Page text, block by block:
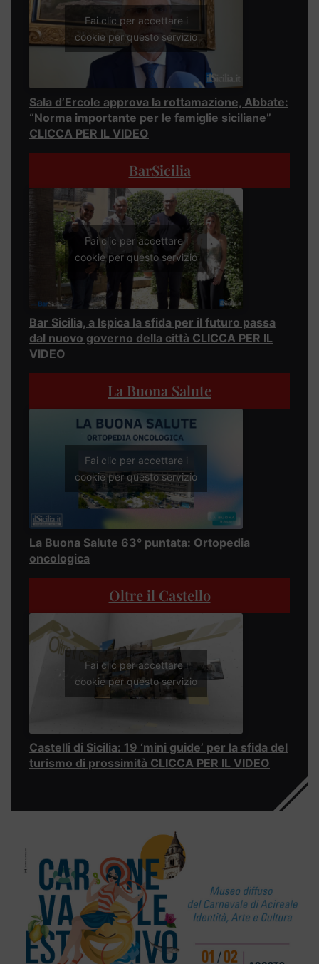
Fai clic per accettare i
cookie per questo servizio
Sala d’Ercole approva la rottamazione, Abbate:
“Norma importante per le famiglie siciliane”
CLICCA PER IL VIDEO
BarSicilia
Fai clic per accettare i
cookie per questo servizio
Bar Sicilia, a Ispica la sfida per il futuro passa
dal nuovo governo della città CLICCA PER IL
VIDEO
La Buona Salute
Fai clic per accettare i
cookie per questo servizio
La Buona Salute 63° puntata: Ortopedia
oncologica
Oltre il Castello
Fai clic per accettare i
cookie per questo servizio
Castelli di Sicilia: 19 ‘mini guide’ per la sfida del
turismo di prossimità CLICCA PER IL VIDEO